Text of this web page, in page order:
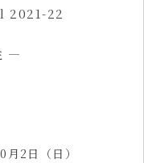
22
—
2日（日）